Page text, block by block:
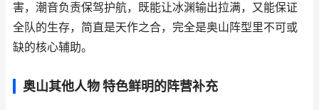
害，潮音负责保驾护航，既能让冰渊输出拉满，又能保证
全队的生存，简直是天作之合，完全是奥山阵型里不可或
缺的核心辅助。
奥山其他人物 特色鲜明的阵营补充